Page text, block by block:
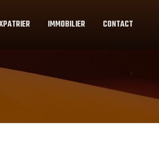
IMMOBILIER CONTACT